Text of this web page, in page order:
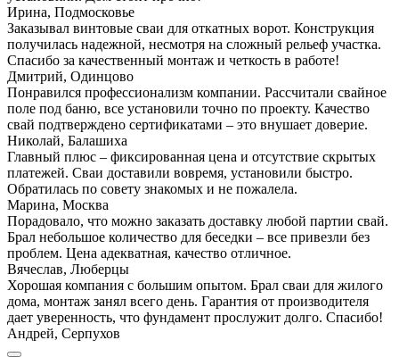
Ирина, Подмосковье
Заказывал винтовые сваи для откатных ворот. Конструкция
получилась надежной, несмотря на сложный рельеф участка.
Спасибо за качественный монтаж и четкость в работе!
Дмитрий, Одинцово
Понравился профессионализм компании. Рассчитали свайное
поле под баню, все установили точно по проекту. Качество
свай подтверждено сертификатами – это внушает доверие.
Николай, Балашиха
Главный плюс – фиксированная цена и отсутствие скрытых
платежей. Сваи доставили вовремя, установили быстро.
Обратилась по совету знакомых и не пожалела.
Марина, Москва
Порадовало, что можно заказать доставку любой партии свай.
Брал небольшое количество для беседки – все привезли без
проблем. Цена адекватная, качество отличное.
Вячеслав, Люберцы
Хорошая компания с большим опытом. Брал сваи для жилого
дома, монтаж занял всего день. Гарантия от производителя
дает уверенность, что фундамент прослужит долго. Спасибо!
Андрей, Серпухов